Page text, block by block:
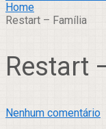
Home
Restart – Família
Restart
Nenhum comentário